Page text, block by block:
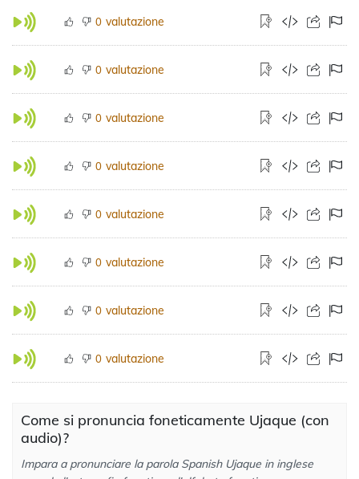
0 valutazione
0 valutazione
0 valutazione
0 valutazione
0 valutazione
0 valutazione
0 valutazione
0 valutazione
Come si pronuncia foneticamente Ujaque (con
audio)?
Impara a pronunciare la parola Spanish Ujaque in inglese